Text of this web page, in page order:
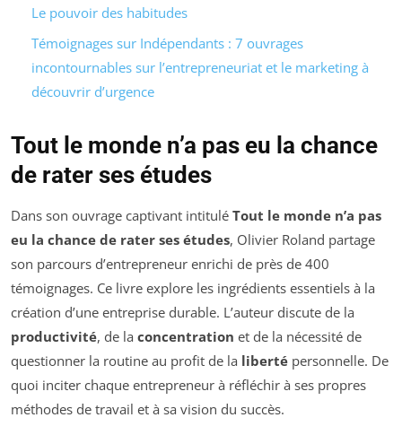
Le pouvoir des habitudes
Témoignages sur Indépendants : 7 ouvrages
incontournables sur l’entrepreneuriat et le marketing à
découvrir d’urgence
Tout le monde n’a pas eu la chance
de rater ses études
Dans son ouvrage captivant intitulé Tout le monde n’a pas
eu la chance de rater ses études, Olivier Roland partage
son parcours d’entrepreneur enrichi de près de 400
témoignages. Ce livre explore les ingrédients essentiels à la
création d’une entreprise durable. L’auteur discute de la
productivité, de la concentration et de la nécessité de
questionner la routine au profit de la liberté personnelle. De
quoi inciter chaque entrepreneur à réfléchir à ses propres
méthodes de travail et à sa vision du succès.